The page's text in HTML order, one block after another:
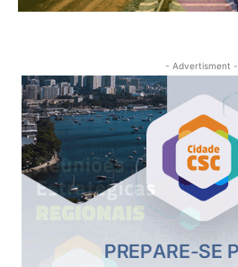
- Advertisment -